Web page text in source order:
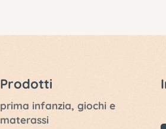
Prodotti
prima infanzia, giochi e
materassi